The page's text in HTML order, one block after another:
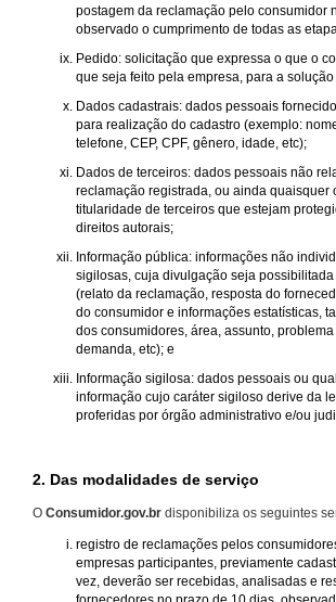
postagem da reclamação pelo consumidor
observado o cumprimento de todas as
Pedido: solicitação que expressa o que o
que seja feito pela empresa, para a
Dados cadastrais: dados pessoais
para realização do cadastro (exemplo:
telefone, CEP, CPF, gênero, idade, etc);
Dados de terceiros: dados pessoais não
reclamação registrada, ou ainda quaisquer
titularidade de terceiros que estejam
direitos autorais;
Informação pública: informações não
sigilosas, cuja divulgação seja
(relato da reclamação, resposta do
do consumidor e informações estatísticas,
dos consumidores, área, assunto,
demanda, etc); e
Informação sigilosa: dados pessoais ou
informação cujo caráter sigiloso derive da
proferidas por órgão administrativo e/ou
2. Das modalidades de serviço
O Consumidor.gov.br disponibiliza os seguintes
registro de reclamações pelos
empresas participantes, previamente
vez, deverão ser recebidas, analisadas e